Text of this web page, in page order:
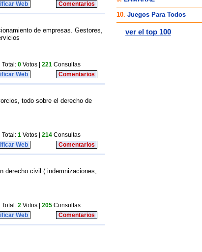
Web Comentarios
de empresas. Gestores,
Total: 0 Votos | 221 Consultas
Web Comentarios
todo sobre el derecho de
Total: 1 Votos | 214 Consultas
Web Comentarios
derecho civil ( indemnizaciones,
Total: 2 Votos | 205 Consultas
Web Comentarios